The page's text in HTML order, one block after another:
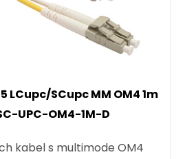
LCupc/SCupc MM OM4 1m
UPC-OM4-1M-D
kabel s multimode OM4